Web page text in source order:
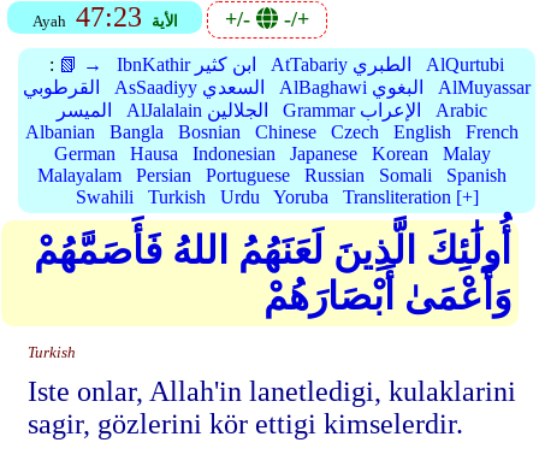
Ayah 47:23 الأية +/- -/+
: 📗 → IbnKathir ابن كثير AtTabariy الطبري
AlQurtubi
القرطوبي
AsSaadiyy السعدي AlBaghawi البغوي
AlMuyassar
الميسر
AlJalalain الجلالين Grammar الإعراب
Arabic
Albanian
Bangla Bosnian Chinese Czech English
French
German
Hausa Indonesian Japanese Korean
Malay
Malayalam
Persian Portuguese Russian Somali
Spanish
Swahili
Turkish Urdu Yoruba Transliteration [+]
أُولَٰئِكَ الَّذِينَ لَعَنَهُمُ اللهُ فَأَصَمَّهُمْ
وَأَعْمَىٰ أَبْصَارَهُمْ
Turkish
Iste onlar, Allah'in lanetledigi, kulaklarini
sagir, gözlerini kör ettigi kimselerdir.